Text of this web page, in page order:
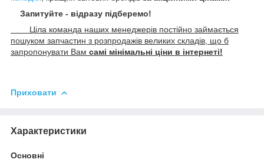
Запитуйте - відразу підберемо!
Ціла команда наших менеджерів постійно займається
пошуком запчастин з розпродажів великих складів, що б
запропонувати Вам самі мінімальні ціни в інтернеті!
Приховати
Характеристики
Основні